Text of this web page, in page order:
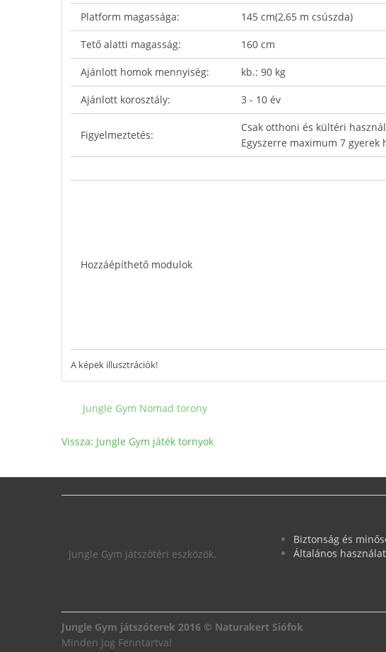
Platform magassága: 145 cm(2,65 m csúszda)
Tető alatti magasság: 160 cm
Ajánlott homok mennyiség: kb.: 90 kg
Ajánlott korosztály: 3 - 10 év
Figyelmeztetés:
Csak otthoni és kültéri
Egyszerre maximum 7 gyerek
Hozzáépíthető modulok
A képek illusztrációk!
Jungle Gym Nomad torony
Vissza: Jungle Gym játék tornyok
Jungle Gym játszótéri eszközök.
Biztonság és
Általános
Jungle Gym játszóterek 2016 © Naturakert Siófok
Minden Jog Fenntartva!